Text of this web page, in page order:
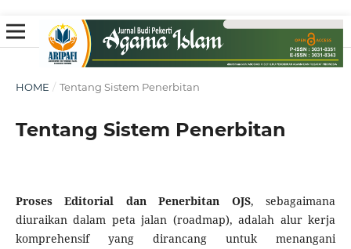
HOME / Tentang Sistem Penerbitan
Tentang Sistem Penerbitan
Proses Editorial dan Penerbitan OJS, sebagaimana
diuraikan dalam peta jalan (roadmap), adalah alur kerja
komprehensif yang dirancang untuk menangani